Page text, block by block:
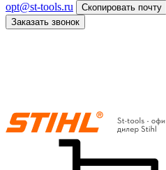
opt@st-tools.ru
Скопировать почту
Заказать звонок